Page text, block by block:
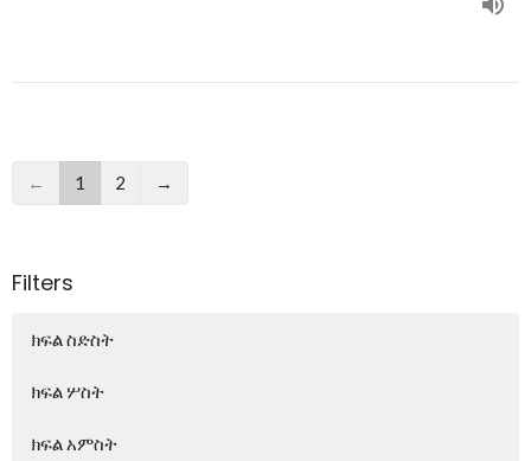
← 1 2 →
Filters
ክፍል ስድስት
ክፍል ሦስት
ክፍል አምስት